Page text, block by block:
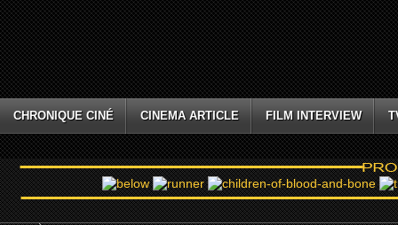
CHRONIQUE CINÉ CINEMA ARTICLE FILM INTERVIEW